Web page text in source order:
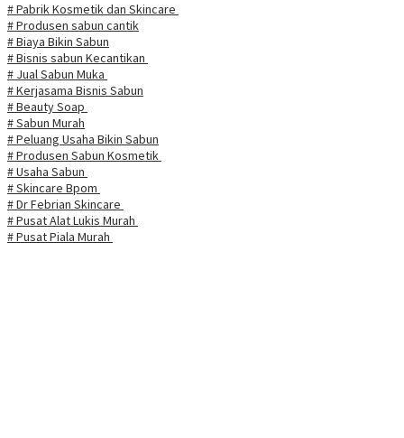
# Pabrik Kosmetik dan Skincare
# Produsen sabun cantik
# Biaya Bikin Sabun
# Bisnis sabun Kecantikan
# Jual Sabun Muka
# Kerjasama Bisnis Sabun
# Beauty Soap
# Sabun Murah
# Peluang Usaha Bikin Sabun
# Produsen Sabun Kosmetik
# Usaha Sabun
# Skincare Bpom
# Dr Febrian Skincare
# Pusat Alat Lukis Murah
# Pusat Piala Murah